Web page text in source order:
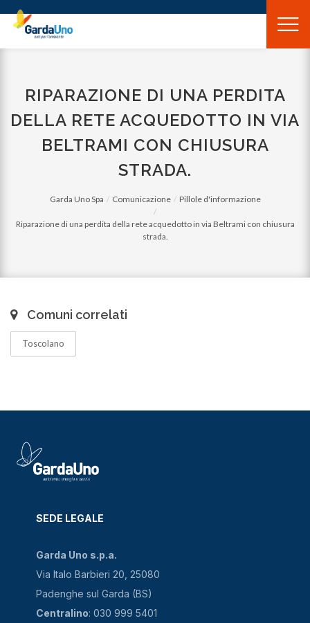
Gardauno
Spa
RIPARAZIONE DI UNA PERDITA
DELLA RETE ACQUEDOTTO IN VIA
BELTRAMI CON CHIUSURA
STRADA.
Garda Uno Spa Comunicazione Pillole d'informazione
Riparazione di una perdita della rete acquedotto in via Beltrami con chiusura
strada.
Comuni correlati
Toscolano
SEDE LEGALE
Garda Uno s.p.a.
Via Italo Barbieri 20, 25080
Padenghe sul Garda (BS)
Centralino: 030 999 5401